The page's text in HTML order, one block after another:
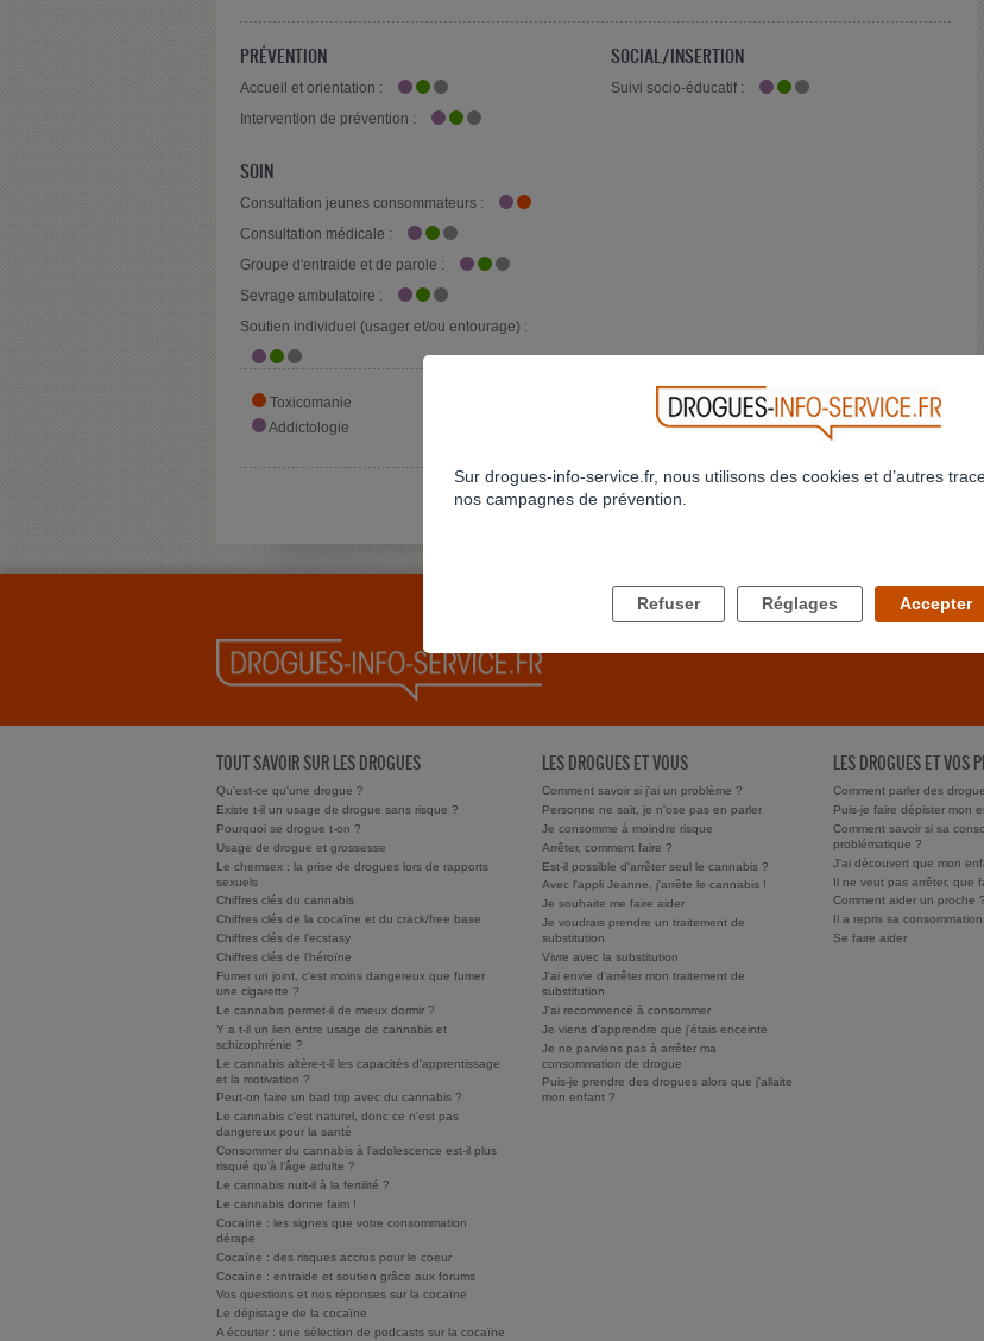
PRÉVENTION
Accueil et orientation :
Intervention de prévention :
SOIN
Consultation jeunes consommateurs :
Consultation médicale :
Groupe d'entraide et de parole :
Sevrage ambulatoire :
Soutien individuel (usager et/ou entourage) :
SOCIAL/INSERTION
Suivi socio-éducatif :
Toxicomanie
Dépendance au jeu
Addictologie
Autre
TOUT SAVOIR SUR LES DROGUES
Qu'est-ce qu'une drogue ?
Existe t-il un usage de drogue sans risque ?
Pourquoi se drogue t-on ?
Usage de drogue et grossesse
Le chemsex : la prise de drogues lors de rapports
sexuels
Chiffres clés du cannabis
Chiffres clés de la cocaïne et du crack/free base
Chiffres clés de l'ecstasy
Chiffres clés de l'héroïne
Fumer un joint, c’est moins dangereux que fumer
une cigarette ?
Le cannabis permet-il de mieux dormir ?
Y a t-il un lien entre usage de cannabis et
schizophrénie ?
Le cannabis altère-t-il les capacités d'apprentissage
et la motivation ?
Peut-on faire un bad trip avec du cannabis ?
Le cannabis c'est naturel, donc ce n'est pas
dangereux pour la santé
Consommer du cannabis à l’adolescence est-il plus
risqué qu’à l’âge adulte ?
Le cannabis nuit-il à la fertilité ?
Le cannabis donne faim !
Cocaïne : les signes que votre consommation
dérape
Cocaïne : des risques accrus pour le coeur
Cocaïne : entraide et soutien grâce aux forums
Vos questions et nos réponses sur la cocaïne
Le dépistage de la cocaïne
A écouter : une sélection de podcasts sur la cocaïne
LES DROGUES ET VOUS
Comment savoir si j'ai un problème ?
Personne ne sait, je n'ose pas en parler
Je consomme à moindre risque
Arrêter, comment faire ?
Est-il possible d'arrêter seul le cannabis ?
Avec l'appli Jeanne, j'arrête le cannabis !
Je souhaite me faire aider
Je voudrais prendre un traitement de
substitution
Vivre avec la substitution
J'ai envie d'arrêter mon traitement de
substitution
J'ai recommencé à consommer
Je viens d'apprendre que j'étais enceinte
Je ne parviens pas à arrêter ma
consommation de drogue
Puis-je prendre des drogues alors que j'allaite
mon enfant ?
LES DROGUES ET VOS
Comment parler des
Puis-je faire dépister mon
Comment savoir si sa
problématique ?
J'ai découvert que mon
Il ne veut pas arrêter, que
Comment aider un proche ?
Il a repris sa consommation
Se faire aider
Sur drogues-info-service.fr, nous utilisons des cookies et d’autres
nos campagnes de prévention.
Refuser Réglages Accepter